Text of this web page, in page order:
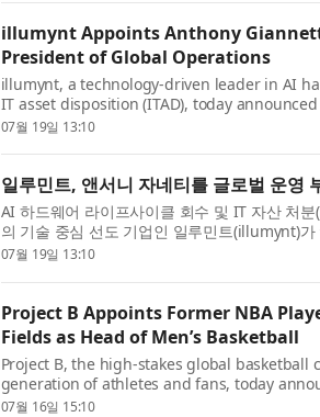
illumynt Appoints Anthony
President of Global Operations
illumynt, a technology-driven leader in AI
IT asset disposition (ITAD), today
has joined the company as Senior Vice
07월 19일 13:10
일루민트, 앤서니 자네티를 글로벌 운영
AI 하드웨어 라이프사이클 회수 및 IT 자산 처
의 기술 중심 선도 기업인 일루민트(illumynt)
“Tony” Giannetti)가 2026년 7월 13일자로 글
07월 19일 13:10
Project B Appoints Former NBA
Fields as Head of Men’s Basketball
Project B, the high-stakes global
generation of athletes and fans, today
Landry Fields as Head of Men’s
07월 16일 15:10